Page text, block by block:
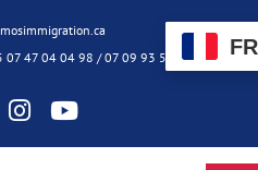
07 47 04 04 98 / 07 09 93 50 85
FR